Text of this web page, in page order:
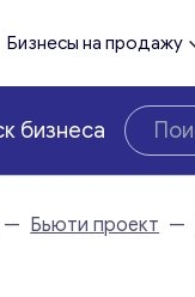
Бизнесы на продажу
бизнеса
— Бьюти проект —